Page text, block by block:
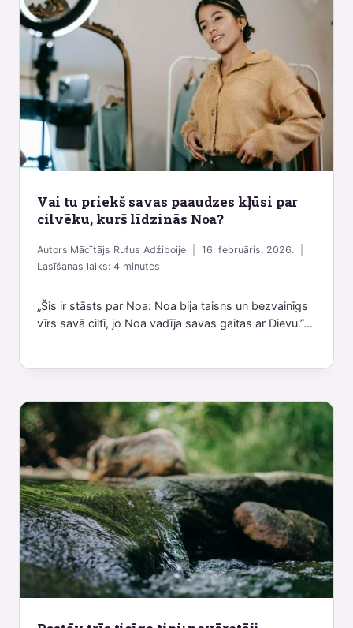
Vai tu priekš savas paaudzes kļūsi par
cilvēku, kurš līdzinās Noa?
Autors Mācītājs Rufus Adžiboije
16. februāris, 2026.
Lasīšanas laiks:4 minutes
„Šis ir stāsts par Noa: Noa bija taisns un bezvainīgs
vīrs savā ciltī, jo Noa vadīja savas gaitas ar Dievu.”...